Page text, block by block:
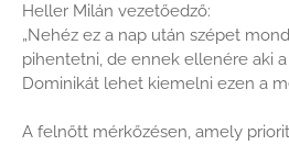
Heller Milán vezetőedző:
„Nehéz ez a nap után szépet
pihentetni, de ennek ellenére aki
Dominikát lehet kiemelni ezen a
A felnőtt mérkőzésen, amely